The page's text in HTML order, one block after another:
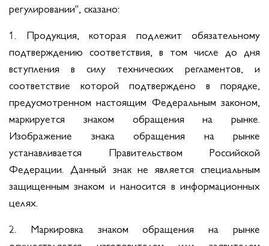
регулировании", сказано:
1. Продукция, которая подлежит обязательному
подтверждению соответствия, в том числе до дня
вступления в силу технических регламентов, и
соответствие которой подтверждено в порядке,
предусмотренном настоящим Федеральным законом,
маркируется знаком обращения на рынке.
Изображение знака обращения на рынке
устанавливается Правительством Российской
Федерации. Данный знак не является специальным
защищенным знаком и наносится в информационных
целях.
2. Маркировка знаком обращения на рынке